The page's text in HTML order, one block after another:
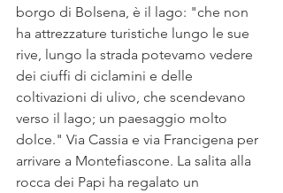
borgo di Bolsena, è il lago: "che non
ha attrezzature turistiche lungo le sue
rive, lungo la strada potevamo vedere
dei ciuffi di ciclamini e delle
coltivazioni di ulivo, che scendevano
verso il lago; un paesaggio molto
dolce." Via Cassia e via Francigena per
arrivare a Montefiascone. La salita alla
rocca dei Papi ha regalato un